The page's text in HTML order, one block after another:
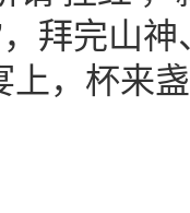
，拜完山
，杯来